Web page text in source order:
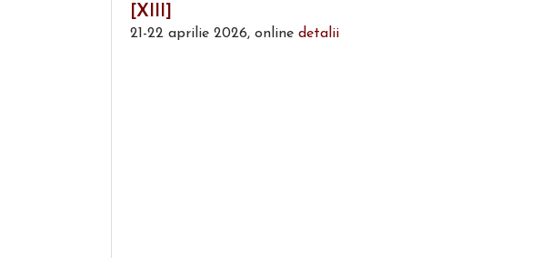
[XIII]
21-22 aprilie 2026, online detalii